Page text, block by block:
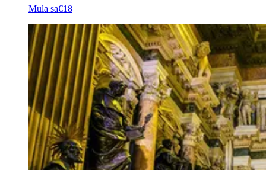
Mula sa€18